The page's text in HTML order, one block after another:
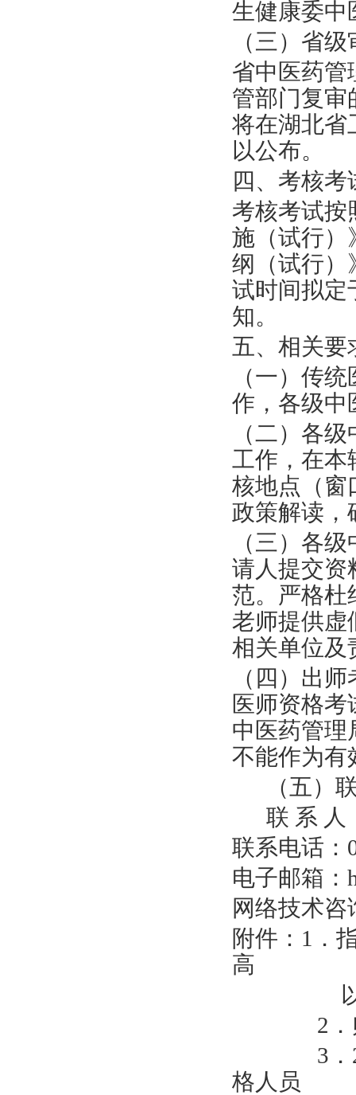
生健康委中
（三）省
省中医药管
管部门复审
将在湖北省
以公布。
四、考核考
考核考试按
施 （试行）
纲 （试行）
试时间拟定
知。
五、相关要
（一） 传统
作，各级中
（二）各
工作， 在本
核地点 （窗
政策解读，
（三） 各级
请人提交资
范。严格杜
老师提供虚
相关单位及
（四）出
医师资格
中医药管理
不能作为有
（五）
联 系 人
联系电话 ：
电子邮箱 ：
网络技术咨
附件： 1 ．
高
2
3 ．
格人员